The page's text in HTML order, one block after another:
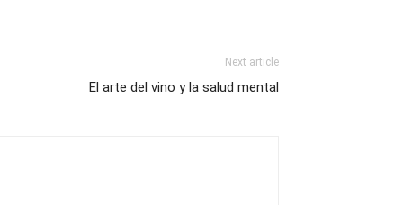
Next article
El arte del vino y la salud mental